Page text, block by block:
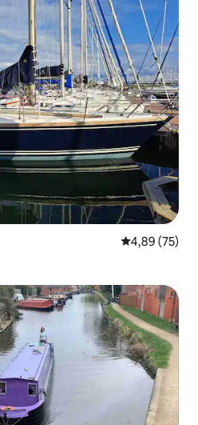
4,89 de uma
4,89 (75)